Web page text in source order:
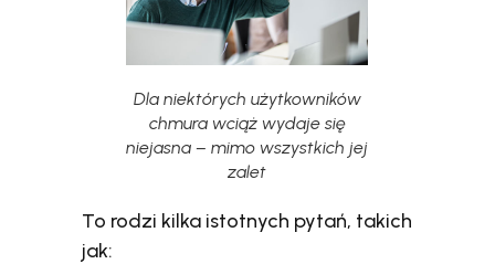
Dla niektórych użytkowników
chmura wciąż wydaje się
niejasna – mimo wszystkich jej
zalet
To rodzi kilka istotnych pytań, takich
jak: